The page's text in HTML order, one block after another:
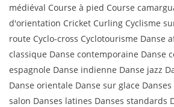
médiéval Course à pied Course
d'orientation Cricket Curling Cyclisme
route Cyclo-cross Cyclotourisme Danse
classique Danse contemporaine Danse
espagnole Danse indienne Danse jazz
Danse orientale Danse sur glace
salon Danses latines Danses standards